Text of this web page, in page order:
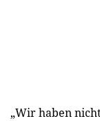
„Wir haben